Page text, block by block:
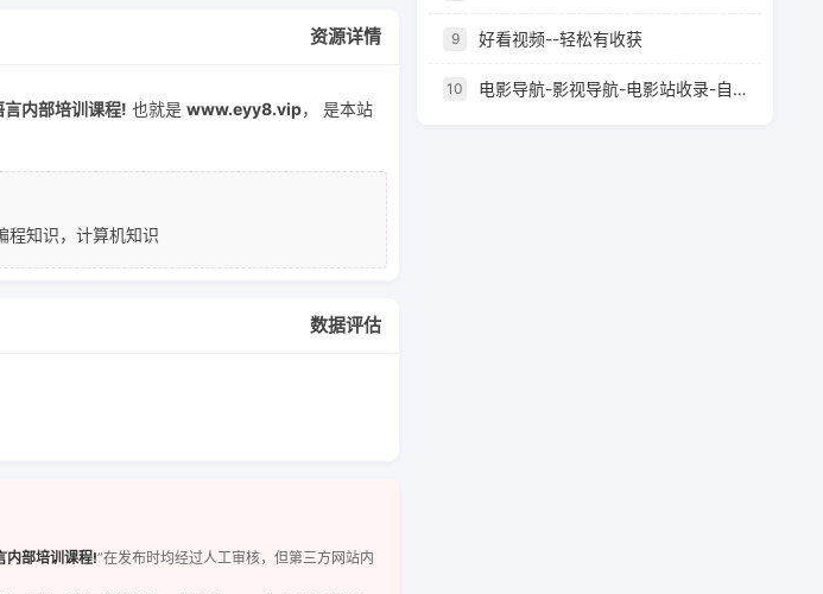
资源详情
内部培训课程! 也就是 www.eyy8.vip， 是本站
程知识，计算机知识
数据评估
内部培训课程!”在发布时均经过人工审核，但第三方网站内
9 好看视频--轻松有收获
10 电影导航-影视导航-电影站收录-自动收录网-网站收录